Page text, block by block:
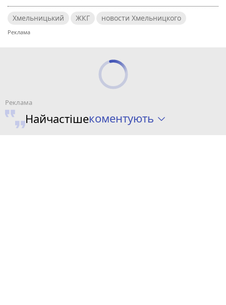
Хмельницький ЖКГ новости Хмельницкого
Найчастішекоментують